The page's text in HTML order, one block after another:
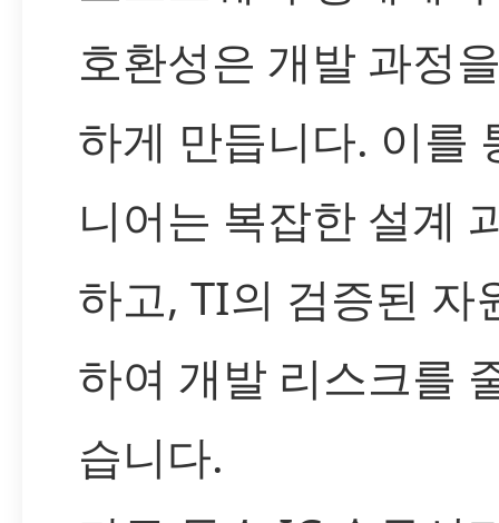
호환성은 개발 과정
하게 만듭니다. 이를
니어는 복잡한 설계
하고, TI의 검증된 자
하여 개발 리스크를
습니다.